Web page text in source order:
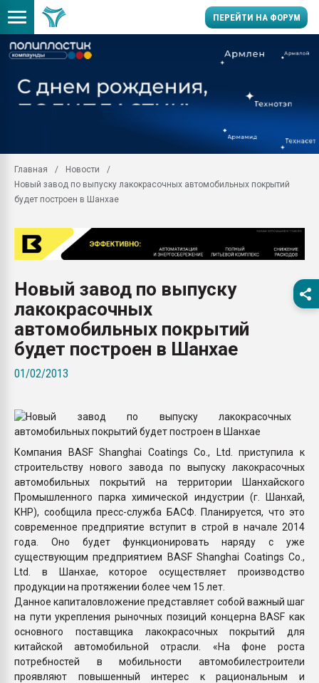
ПЕРЕЙТИ НА ФОРУМ
заводу пластмасс"
28.07.2026
первый план в
28.07.2026
ситуацией на
Всё, что касается
бутылок
Главная
Новости
Новый завод по выпуску лакокрасочных автомобильных покрытий
будет построен в Шанхае
Новый завод по выпуску
лакокрасочных
автомобильных покрытий
будет построен в Шанхае
01/02/2013
Компания BASF Shanghai Coatings Co., Ltd. приступила к
строительству нового завода по выпуску лакокрасочных
автомобильных покрытий на территории Шанхайского
Промышленного парка химической индустрии (г. Шанхай,
КНР), сообщила пресс-служба БАСФ. Планируется, что это
современное предприятие вступит в строй в начале 2014
года. Оно будет функционировать наряду с уже
существующим предприятием BASF Shanghai Coatings Co.,
Ltd. в Шанхае, которое осуществляет производство
продукции на протяжении более чем 15 лет.
Данное капиталовложение представляет собой важный шаг
на пути укрепления рыночных позиций концерна BASF как
основного поставщика лакокрасочных покрытий для
китайской автомобильной отрасли. «На фоне роста
потребностей в мобильности автомобилестроители
проявляют повышенный интерес к рациональным и